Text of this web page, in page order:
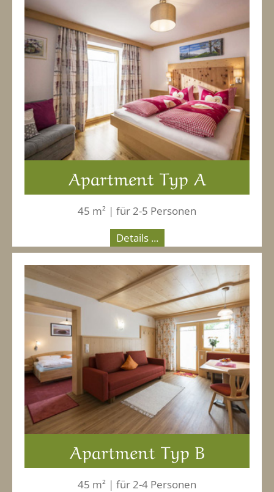
Apartment Typ A
45 m² | für 2-5 Personen
Details ...
Apartment Typ B
45 m² | für 2-4 Personen